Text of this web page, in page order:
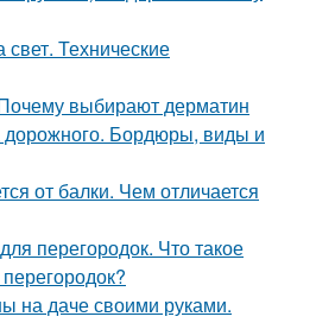
Технические
выбирают дерматин
дорожного. Бордюры, виды и
от балки. Чем отличается
перегородок. Что такое
на даче своими руками.